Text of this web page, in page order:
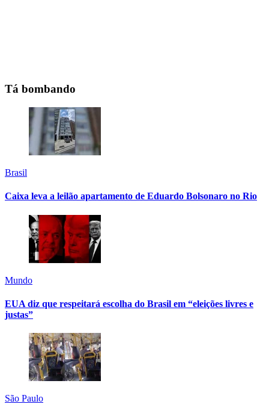
Tá bombando
Brasil
Caixa leva a leilão apartamento de Eduardo Bolsonaro no Rio
Mundo
EUA diz que respeitará escolha do Brasil em “eleições livres e
justas”
São Paulo